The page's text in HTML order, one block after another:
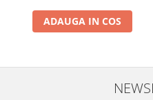
ADAUGA IN COS